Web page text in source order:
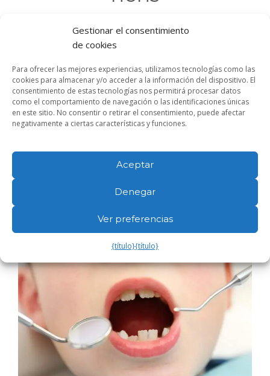
Gestionar el consentimiento
de cookies
Para ofrecer las mejores experiencias, utilizamos tecnologías como las
cookies para almacenar y/o acceder a la información del dispositivo. El
consentimiento de estas tecnologías nos permitirá procesar datos
como el comportamiento de navegación o las identificaciones únicas
en este sitio. No consentir o retirar el consentimiento, puede afectar
negativamente a ciertas características y funciones.
Aceptar
Denegar
Ver preferencias
{título}{título}
Les revisions dentals regulars són fonamentals per a la
detectar qualsevol problema en fase inicial,com les
càries o el mal alineament dental,abans que es
converteixin en afeccions més greus. En los centros
médicos dentales girona,recomanem que els nens
comencin les seves visites al dentista des de l’aparició
a una bona salut bucal al llarg de la seva vida